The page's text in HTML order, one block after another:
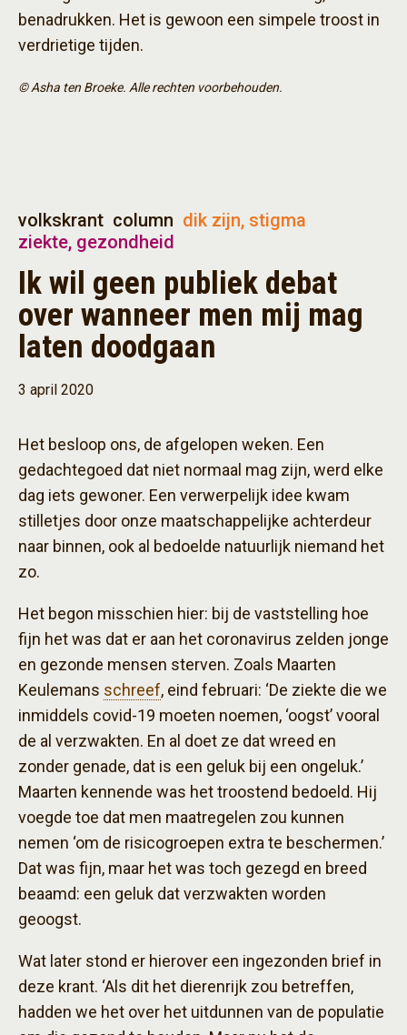
benadrukken. Het is gewoon een simpele troost in
verdrietige tijden.
© Asha ten Broeke. Alle rechten voorbehouden.
volkskrant column dik zijn, stigma
ziekte, gezondheid
Ik wil geen publiek debat
over wanneer men mij mag
laten doodgaan
3 april 2020
Het besloop ons, de afgelopen weken. Een
gedachtegoed dat niet normaal mag zijn, werd elke
dag iets gewoner. Een verwerpelijk idee kwam
stilletjes door onze maatschappelijke achterdeur
naar binnen, ook al bedoelde natuurlijk niemand het
zo.
Het begon misschien hier: bij de vaststelling hoe
fijn het was dat er aan het coronavirus zelden jonge
en gezonde mensen sterven. Zoals Maarten
Keulemans schreef, eind februari: ‘De ziekte die we
inmiddels covid-19 moeten noemen, ‘oogst’ vooral
de al verzwakten. En al doet ze dat wreed en
zonder genade, dat is een geluk bij een ongeluk.’
Maarten kennende was het troostend bedoeld. Hij
voegde toe dat men maatregelen zou kunnen
nemen ‘om de risicogroepen extra te beschermen.’
Dat was fijn, maar het was toch gezegd en breed
beaamd: een geluk dat verzwakten worden
geoogst.
Wat later stond er hierover een ingezonden brief in
deze krant. ‘Als dit het dierenrijk zou betreffen,
hadden we het over het uitdunnen van de populatie